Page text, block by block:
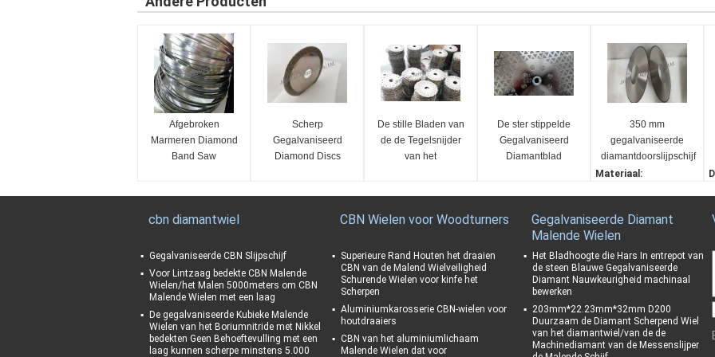
Afgebroken
Marmeren Diamond
Band Saw
Scherp
Gegalvaniseerd
Diamond Discs
De stille Bladen van
de de Tegelsnijder
van het
van de Zaagdiamant
De ster stippelde
Gegalvaniseerd
Diamantblad
350 mm
gegalvaniseerde
diamantdoorslijpschijf
voor polyestervezels
Materiaal:
D140/170
Maat:
350*1,8*127*6mm
Bladdikte:
1,8 mm
cbn diamantwiel
Gegalvaniseerde CBN Slijpschijf
Voor Lintzaag bedekte CBN Malende
Wielen/het Malen 5000meters om CBN
Malende Wielen met een laag
De gegalvaniseerde Kubieke Malende
Wielen van het Boriumnitride met Nikkel
bedekten Geen Behoeftevulling met een
laag kunnen scherpe minstens 5.000
CBN Wielen voor Woodturners
Superieure Rand Houten het draaien
CBN van de Malend Wielveiligheid
Schurende Wielen voor kinfe het
Scherpen
Aluminiumkarosserie CBN-wielen voor
houtdraaiers
CBN van het aluminiumlichaam
Malende Wielen dat voor
Gegalvaniseerde Diamant
Malende Wielen
Het Bladhoogte die Hars In entrepot van
de steen Blauwe Gegalvaniseerde
Diamant Nauwkeurigheid machinaal
bewerken
203mm*22.23mm*32mm D200
Duurzaam de Diamant Scherpend Wiel
van het diamantwiel/van de de
Machinediamant van de Messenslijper